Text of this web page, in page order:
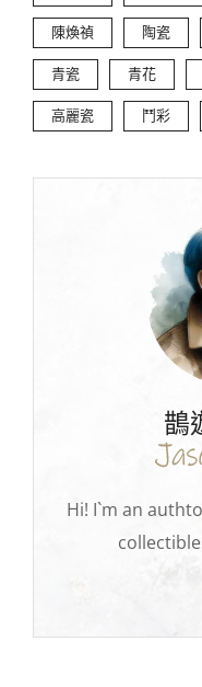
陳煥禎 陶瓷
青瓷 青花
高麗瓷 鬥彩
鵲
Hi! I`m an